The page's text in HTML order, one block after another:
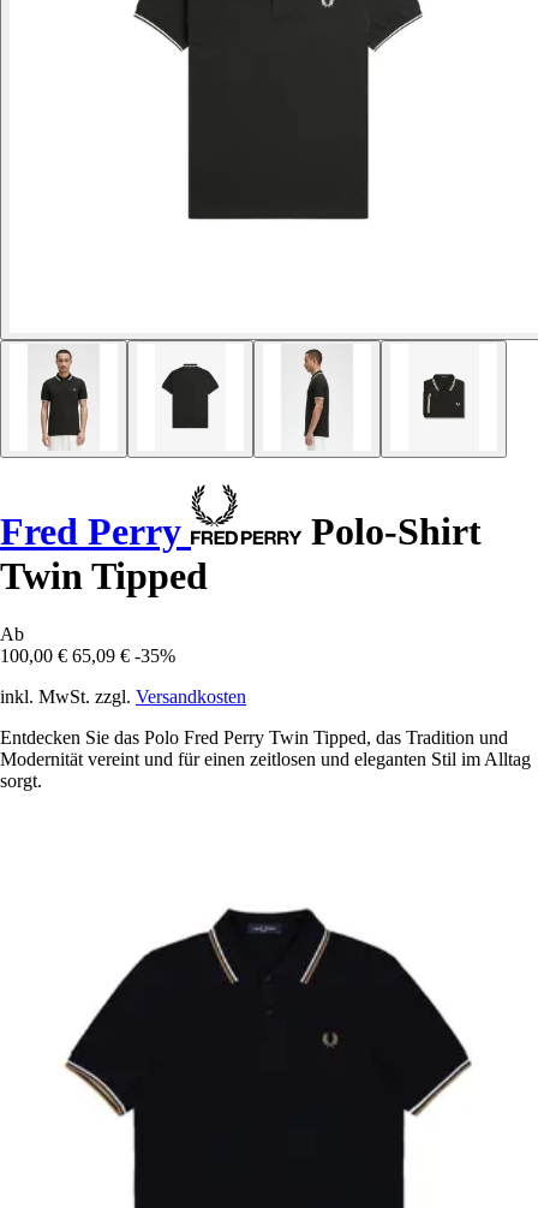
Fred Perry
Polo-Shirt
Twin Tipped
Ab
100,00 € 65,09 € -35%
inkl. MwSt. zzgl. Versandkosten
Entdecken Sie das Polo Fred Perry Twin Tipped, das Tradition und
Modernität vereint und für einen zeitlosen und eleganten Stil im Alltag
sorgt.